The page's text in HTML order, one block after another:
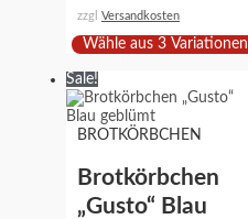
zzgl Versandkosten
Wähle aus 3 Variationen
Sale!
BROTKÖRBCHEN
Brotkörbchen
„Gusto“ Blau